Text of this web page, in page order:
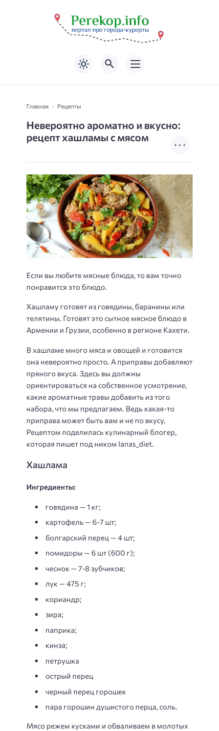
Главная Рецепты
Невероятно ароматно и вкусно:
рецепт хашламы с мясом
Если вы любите мясные блюда, то вам точно
понравится это блюдо.
Хашламу готовят из говядины, баранины или
телятины. Готовят это сытное мясное блюдо в
Армении и Грузии, особенно в регионе Кахети.
В хашламе много мяса и овощей и готовится
она невероятно просто. А приправы добавляют
пряного вкуса. Здесь вы должны
ориентироваться на собственное усмотрение,
какие ароматные травы добавить из того
набора, что мы предлагаем. Ведь какая-то
приправа может быть вам и не по вкусу.
Рецептом поделилась кулинарный блогер,
которая пишет под ником lanas_diet.
Хашлама
Ингредиенты:
говядина — 1 кг;
картофель — 6-7 шт;
болгарский перец — 4 шт;
помидоры — 6 шт (600 г);
чеснок — 7-8 зубчиков;
лук — 475 г;
кориандр;
зира;
паприка;
кинза;
петрушка
острый перец
черный перец горошек
пара горошин душистого перца, соль.
Мясо режем кусками и обваливаем в молотых